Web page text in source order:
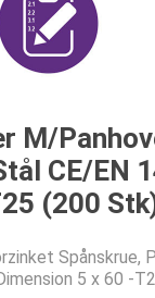
M/
CE/EN
(200
Spånskrue,
5 x 60 -